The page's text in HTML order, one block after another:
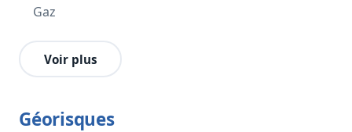
Gaz
Voir plus
Géorisques